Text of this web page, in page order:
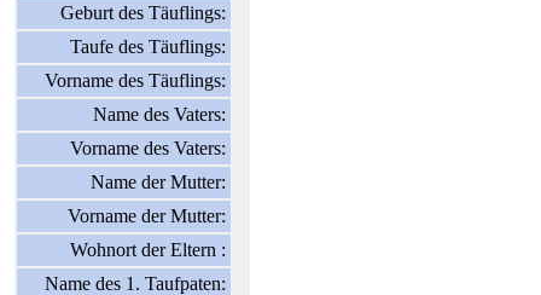
Geburt des Täuflings:
Taufe des Täuflings:
Vorname des Täuflings:
Name des Vaters:
Vorname des Vaters:
Name der Mutter:
Vorname der Mutter:
Wohnort der Eltern :
Name des 1. Taufpaten: